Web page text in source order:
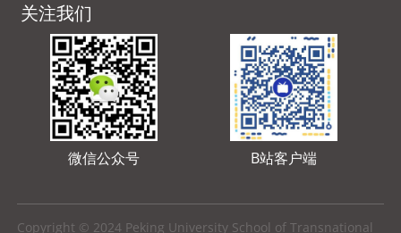
关注我们
微信公众号 B站客户端
Copyright © 2024 Peking University School of Transnational